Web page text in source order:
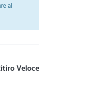
al
Veloce